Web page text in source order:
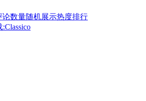
论数量随机展示热度排行